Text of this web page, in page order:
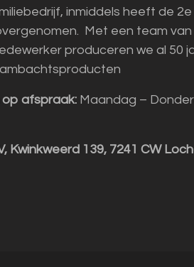
inmiddels heeft de 2e
Met een team van
produceren we al 50
afspraak: Maandag –
Kwinkweerd 139, 7241 CW